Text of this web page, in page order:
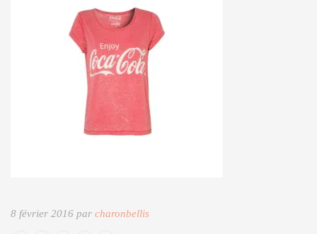
8 février 2016 par charonbellis